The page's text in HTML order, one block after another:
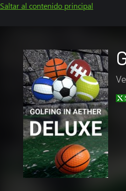
Saltar al contenido principal